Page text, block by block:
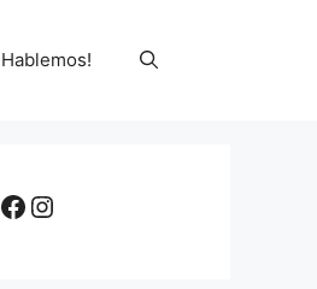
Facebook
Instagram